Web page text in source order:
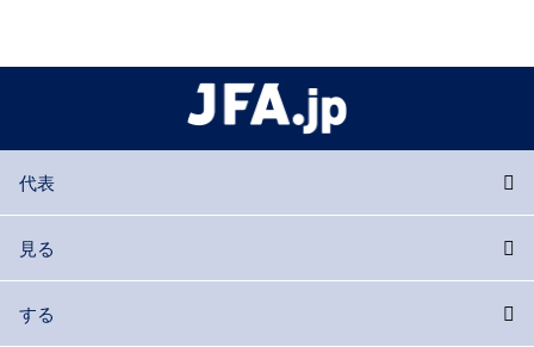
代表
見る
する